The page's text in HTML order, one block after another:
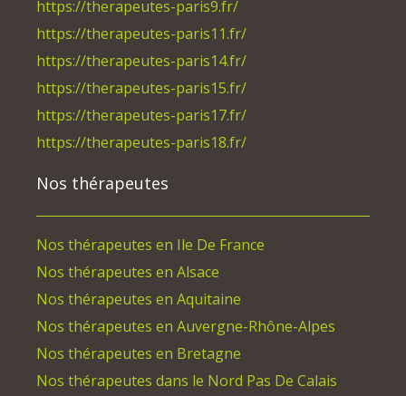
https://therapeutes-paris9.fr/
https://therapeutes-paris11.fr/
https://therapeutes-paris14.fr/
https://therapeutes-paris15.fr/
https://therapeutes-paris17.fr/
https://therapeutes-paris18.fr/
Nos thérapeutes
Nos thérapeutes en Ile De France
Nos thérapeutes en Alsace
Nos thérapeutes en Aquitaine
Nos thérapeutes en Auvergne-Rhône-Alpes
Nos thérapeutes en Bretagne
Nos thérapeutes dans le Nord Pas De Calais